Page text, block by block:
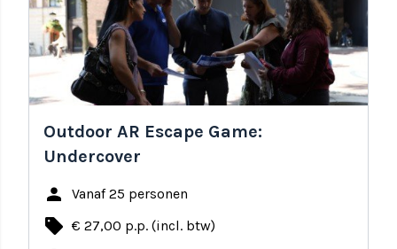
Outdoor AR Escape Game:
Undercover
person Vanaf 25 personen
local_offer € 27,00 p.p. (incl. btw)